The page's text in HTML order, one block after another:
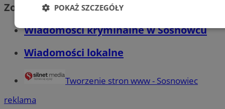
Zobacz również
Wiadomości kryminalne w Sosnowcu
Wiadomości lokalne
Tworzenie stron www - Sosnowiec
reklama
POKAŻ SZCZEGÓŁY
Niezbędne Wydajność